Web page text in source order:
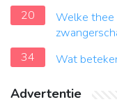
20
Welke thee
34
Wat
Advertentie